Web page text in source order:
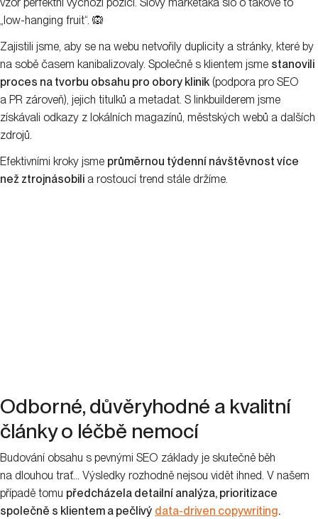
„low-hanging fruit“. 🙉
Zajistili jsme, aby se na webu netvořily duplicity a stránky, které by
na sobě časem kanibalizovaly. Společně s klientem jsme stanovili
proces na tvorbu obsahu pro obory klinik (podpora pro SEO
a PR zároveň), jejich titulků a metadat. S linkbuilderem jsme
získávali odkazy z lokálních magazínů, městských webů a dalších
zdrojů.
Efektivními kroky jsme průměrnou týdenní návštěvnost více
než ztrojnásobili a rostoucí trend stále držíme.
Odborné, důvěryhodné a kvalitní
články o léčbě nemocí
Budování obsahu s pevnými SEO základy je skutečně běh
na dlouhou trať… Výsledky rozhodně nejsou vidět ihned. V našem
případě tomu předcházela detailní analýza, prioritizace
společně s klientem a pečlivý data-driven copywriting.